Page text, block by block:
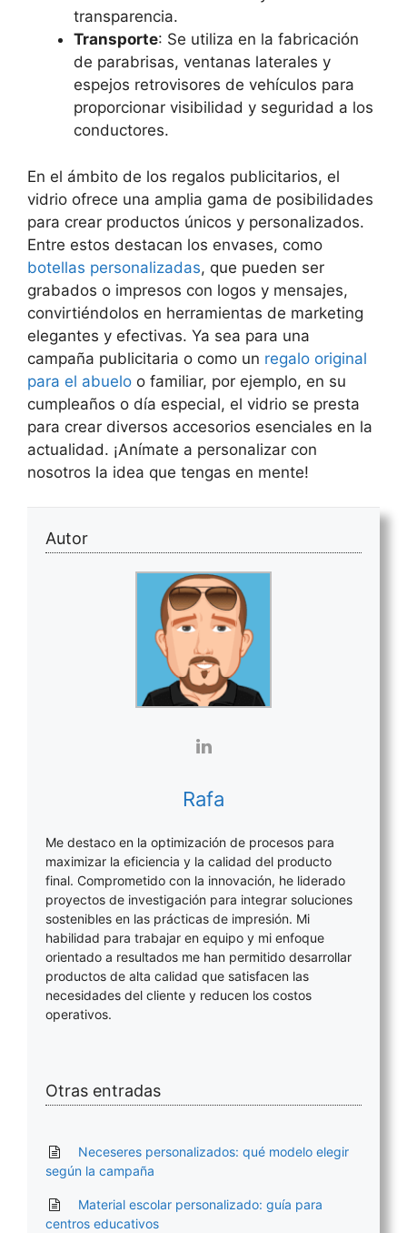
transparencia.
Transporte: Se utiliza en la fabricación
de parabrisas, ventanas laterales y
espejos retrovisores de vehículos para
proporcionar visibilidad y seguridad a los
conductores.
En el ámbito de los regalos publicitarios, el
vidrio ofrece una amplia gama de posibilidades
para crear productos únicos y personalizados.
Entre estos destacan los envases, como
botellas personalizadas, que pueden ser
grabados o impresos con logos y mensajes,
convirtiéndolos en herramientas de marketing
elegantes y efectivas. Ya sea para una
campaña publicitaria o como un regalo original
para el abuelo o familiar, por ejemplo, en su
cumpleaños o día especial, el vidrio se presta
para crear diversos accesorios esenciales en la
actualidad. ¡Anímate a personalizar con
nosotros la idea que tengas en mente!
Autor
Rafa
Me destaco en la optimización de procesos para
maximizar la eficiencia y la calidad del producto
final. Comprometido con la innovación, he liderado
proyectos de investigación para integrar soluciones
sostenibles en las prácticas de impresión. Mi
habilidad para trabajar en equipo y mi enfoque
orientado a resultados me han permitido desarrollar
productos de alta calidad que satisfacen las
necesidades del cliente y reducen los costos
operativos.
Otras entradas
Neceseres personalizados: qué modelo elegir
según la campaña
Material escolar personalizado: guía para
centros educativos